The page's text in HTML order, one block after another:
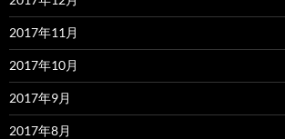
2017年11月
2017年10月
2017年9月
2017年8月